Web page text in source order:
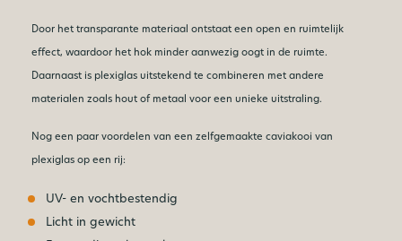
Door het transparante materiaal ontstaat een open en ruimtelijk
effect, waardoor het hok minder aanwezig oogt in de ruimte.
Daarnaast is plexiglas uitstekend te combineren met andere
materialen zoals hout of metaal voor een unieke uitstraling.
Nog een paar voordelen van een zelfgemaakte caviakooi van
plexiglas op een rij:
UV- en vochtbestendig
Licht in gewicht